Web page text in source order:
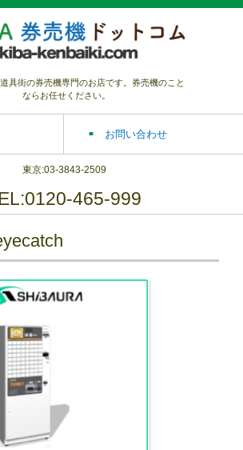
具街の券売機専門のお店です。券売機のこと
ならお任せください。
お問い合わせ
東京:03-3843-2509
465-999